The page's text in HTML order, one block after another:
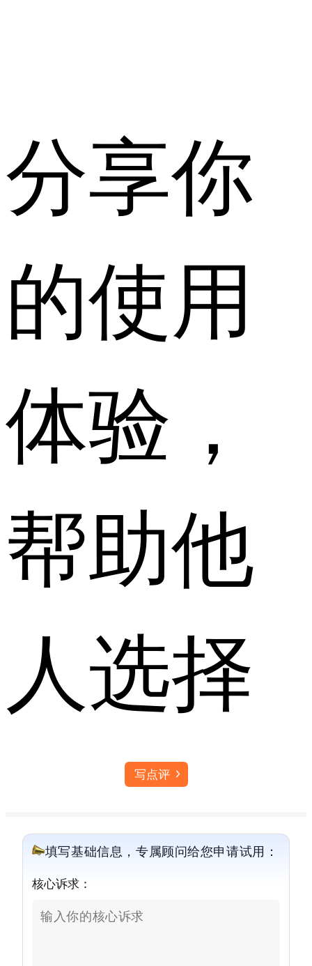
分享你
的使用
体验，
帮助他
人选择
写点评
填写基础信息，专属顾问给您申请试用：
核心诉求：